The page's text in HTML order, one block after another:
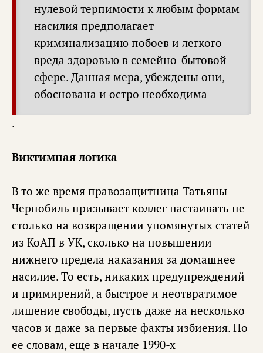
нулевой терпимости к любым формам
насилия предполагает
криминализацию побоев и легкого
вреда здоровью в семейно-бытовой
сфере. Данная мера, убеждены они,
обоснована и остро необходима
.
Виктимная логика
В то же время правозащитница Татьяны
Чернобиль призывает коллег настаивать не
столько на возвращении упомянутых статей
из КоАП в УК, сколько на повышении
нижнего предела наказания за домашнее
насилие. То есть, никаких предупреждений
и примирений, а быстрое и неотвратимое
лишение свободы, пусть даже на несколько
часов и даже за первые факты избиения. По
ее словам, еще в начале 1990-х